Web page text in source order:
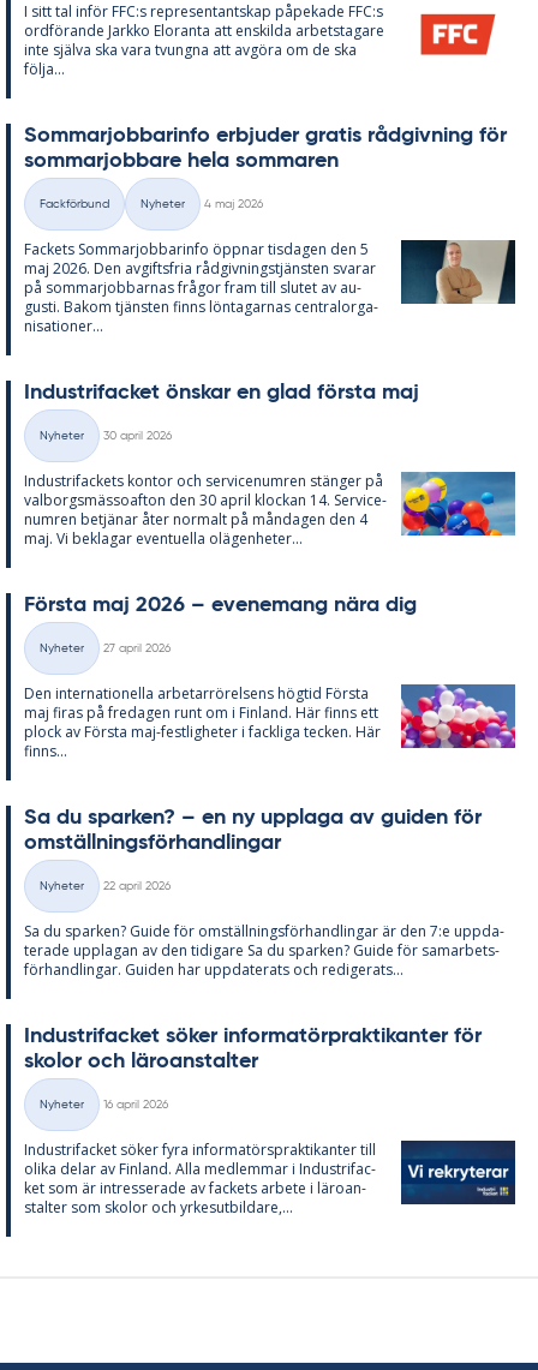
I sitt tal in­för FFC:s re­pre­sen­tant­skap på­pe­ka­de FFC:s
ord­fö­ran­de Jark­ko Elo­ran­ta att en­skil­da ar­bets­ta­ga­re
inte själva ska vara tvung­na att av­gö­ra om de ska
följa...
Som­mar­job­ba­rin­fo er­bju­der gra­tis råd­giv­ning för
som­mar­job­ba­re hela som­ma­ren
Kategorier
Fackförbund Nyheter
4 maj 2026
Fac­kets Som­mar­job­ba­rin­fo öpp­nar tis­da­gen den 5
maj 2026. Den av­gifts­fria råd­giv­nings­tjäns­ten sva­rar
på som­mar­job­bar­nas frå­gor fram till slu­tet av au­
gusti. Bakom tjäns­ten fin­ns lön­ta­gar­nas cen­tral­or­ga­
ni­sa­tio­ner...
In­du­stri­fac­ket öns­kar en glad förs­ta maj
Kategorier
Nyheter
30 april 2026
In­du­stri­fac­kets kon­tor och ser­vice­num­ren stäng­er på
val­borgs­mäs­so­af­ton den 30 april kloc­kan 14. Ser­vice­
num­ren be­tjä­nar åter nor­malt på mån­da­gen den 4
maj. Vi be­kla­gar even­tu­el­la olä­gen­he­ter...
Förs­ta maj 2026 – eve­ne­mang nära dig
Kategorier
Nyheter
27 april 2026
Den in­ter­na­tio­nel­la ar­be­tar­rö­rel­sens hög­tid Förs­ta
maj fi­ras på fre­da­gen runt om i Fin­land. Här fin­ns ett
plock av Förs­ta maj-fest­lig­he­ter i fack­li­ga tec­ken. Här
fin­ns...
Sa du spar­ken? – en ny upp­laga av gui­den för
om­ställ­nings­för­hand­ling­ar
Kategorier
Nyheter
22 april 2026
Sa du spar­ken? Guide för om­ställ­nings­för­hand­ling­ar är den 7:e upp­da­
te­ra­de upp­la­gan av den ti­di­ga­re Sa du spar­ken? Guide för sam­ar­bets­
för­hand­ling­ar. Gui­den har upp­da­te­ra­ts och re­di­ge­ra­ts...
In­du­stri­fac­ket sö­ker in­for­ma­törprak­ti­kan­ter för
sko­lor och läro­an­stal­ter
Kategorier
Nyheter
16 april 2026
In­du­stri­fac­ket sö­ker fyra in­for­ma­tör­sprak­ti­kan­ter till
oli­ka de­lar av Fin­land. Alla med­lem­mar i In­du­stri­fac­
ket som är in­tres­se­ra­de av fac­kets ar­bete i läro­an­
stal­ter som sko­lor och yr­kes­ut­bil­da­re,...